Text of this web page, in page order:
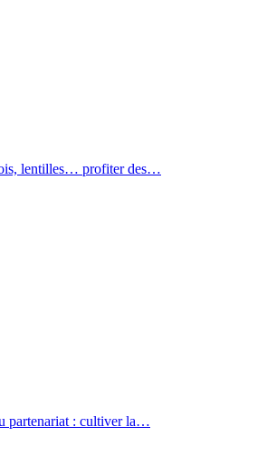
lentilles… profiter des…
partenariat : cultiver la…